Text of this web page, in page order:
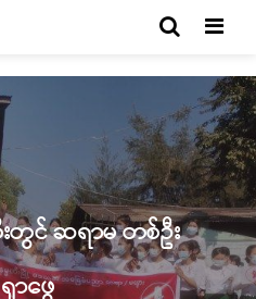
းတွင် ဆရာမ တစ်ဦး
ာဖွေ